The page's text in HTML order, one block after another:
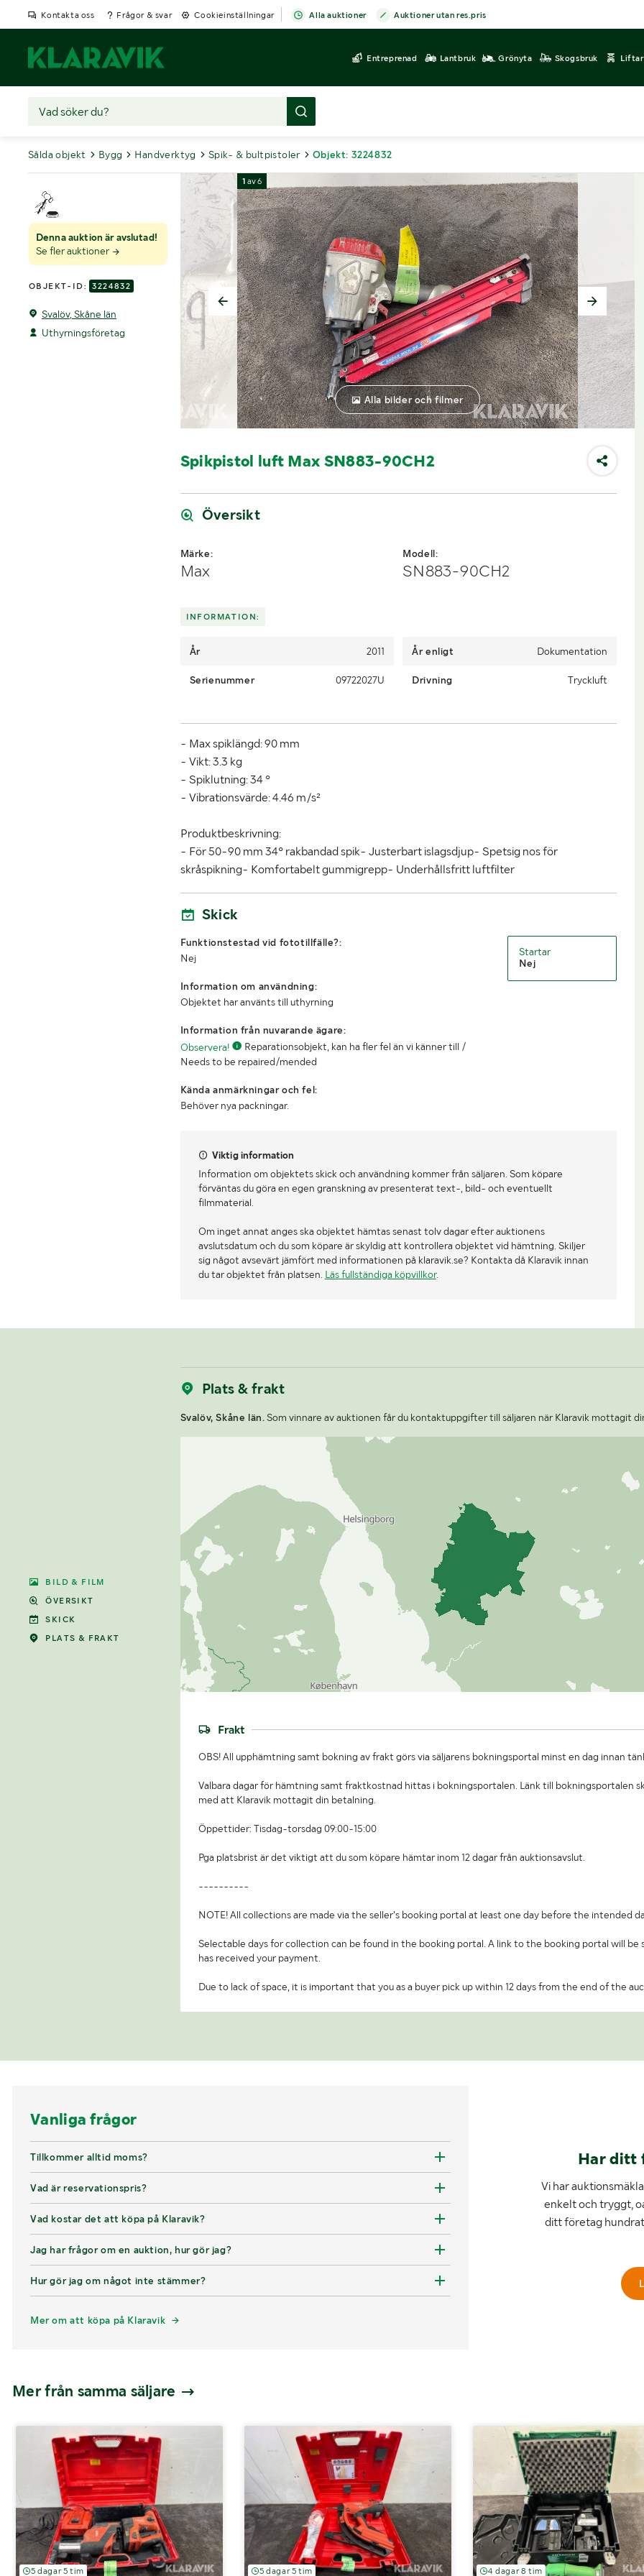
Kontakta oss Frågor & svar Cookieinställningar Alla auktioner Auktioner utan res.pris
Entreprenad Lantbruk Grönyta Skogsbruk Liftar
Sålda objekt Bygg Handverktyg Spik- & bultpistoler Objekt: 3224832
Denna auktion är avslutad!
Se fler auktioner
OBJEKT-ID: 3224832
Svalöv, Skåne län
Uthyrningsföretag
BILD & FILM
ÖVERSIKT
SKICK
PLATS & FRAKT
1 av6
Alla bilder och filmer
Spikpistol luft Max SN883-90CH2
Översikt
Märke:
Max
Modell:
SN883-90CH2
INFORMATION:
År 2011 År enligt Dokumentation
Serienummer 09722027U Drivning Tryckluft
- Max spiklängd: 90 mm
- Vikt: 3.3 kg
- Spiklutning: 34 °
- Vibrationsvärde: 4.46 m/s²
Produktbeskrivning:
- För 50-90 mm 34° rakbandad spik- Justerbart islagsdjup- Spetsig nos för
skråspikning- Komfortabelt gummigrepp- Underhållsfritt luftfilter
Skick
Funktionstestad vid fototillfälle?:
Nej
Information om användning:
Objektet har använts till uthyrning
Information från nuvarande ägare:
Observera!
Reparationsobjekt, kan ha fler fel än vi känner till /
Needs to be repaired/mended
Kända anmärkningar och fel:
Behöver nya packningar.
Startar
Nej
Viktig information
Information om objektets skick och användning kommer från säljaren. Som köpare
förväntas du göra en egen granskning av presenterat text-, bild- och eventuellt
filmmaterial.
Om inget annat anges ska objektet hämtas senast tolv dagar efter auktionens
avslutsdatum och du som köpare är skyldig att kontrollera objektet vid hämtning. Skiljer
sig något avsevärt jämfört med informationen på klaravik.se? Kontakta då Klaravik innan
du tar objektet från platsen. Läs fullständiga köpvillkor.
Plats & frakt
Svalöv, Skåne län. Som vinnare av auktionen får du kontaktuppgifter till säljaren när Klaravik mottagit
Frakt
OBS! All upphämtning samt bokning av frakt görs via säljarens bokningsportal minst en dag innan
Valbara dagar för hämtning samt fraktkostnad hittas i bokningsportalen. Länk till bokningsportalen
med att Klaravik mottagit din betalning.
Öppettider: Tisdag-torsdag 09:00-15:00
Pga platsbrist är det viktigt att du som köpare hämtar inom 12 dagar från auktionsavslut.
----------
NOTE! All collections are made via the seller's booking portal at least one day before the intended
Selectable days for collection can be found in the booking portal. A link to the booking portal will be
has received your payment.
Due to lack of space, it is important that you as a buyer pick up within 12 days from the end of the
Vanliga frågor
Tillkommer alltid moms?
Vad är reservationspris?
Vad kostar det att köpa på Klaravik?
Jag har frågor om en auktion, hur gör jag?
Hur gör jag om något inte stämmer?
Mer om att köpa på Klaravik
Har ditt
Vi har
enkelt och tryggt,
ditt företag
Mer från samma säljare
5 dagar 5 tim 5 dagar 5 tim 4 dagar 8 tim